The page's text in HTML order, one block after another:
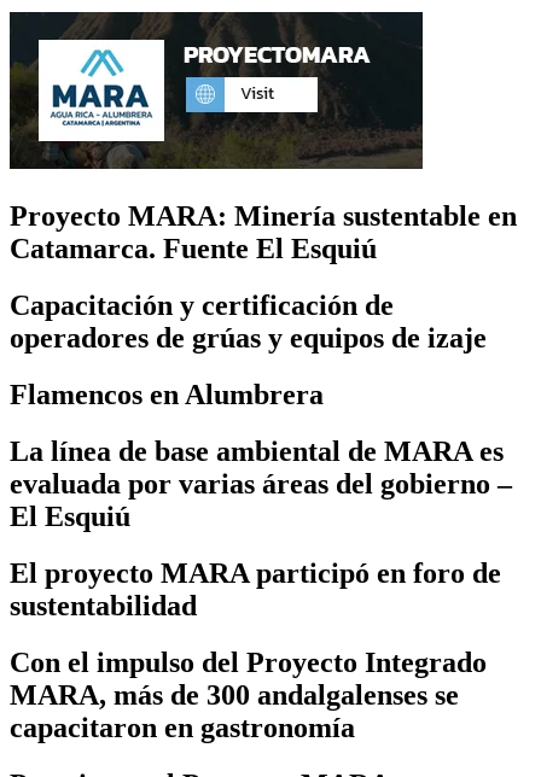
Proyecto MARA: Minería sustentable en
Catamarca. Fuente El Esquiú
Capacitación y certificación de
operadores de grúas y equipos de izaje
Flamencos en Alumbrera
La línea de base ambiental de MARA es
evaluada por varias áreas del gobierno –
El Esquiú
El proyecto MARA participó en foro de
sustentabilidad
Con el impulso del Proyecto Integrado
MARA, más de 300 andalgalenses se
capacitaron en gastronomía